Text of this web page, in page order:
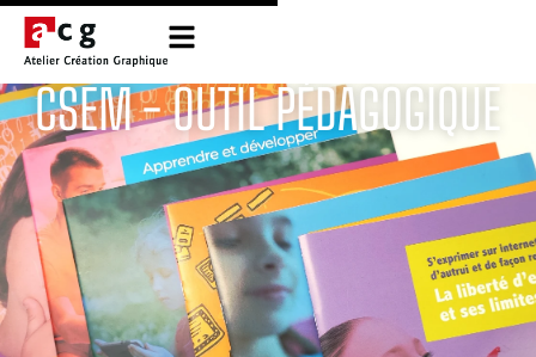
CSEM - OUTIL PÉDAGOGIQUE